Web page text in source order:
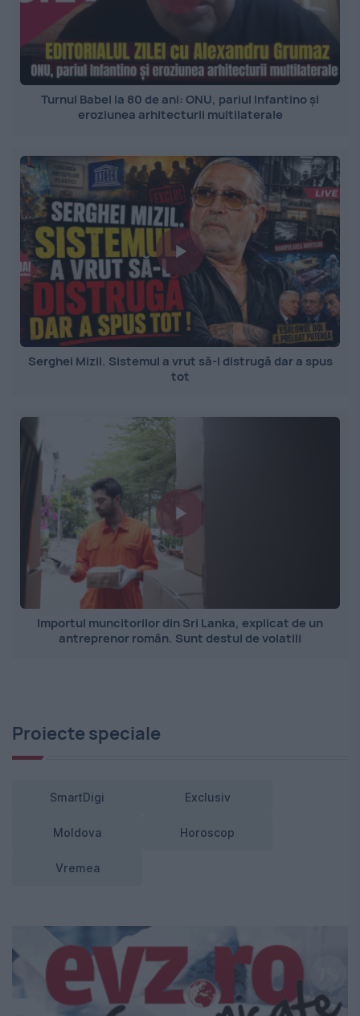
Turnul Babel la 80 de ani: ONU, pariul Infantino și
eroziunea arhitecturii multilaterale
Serghei Mizil. Sistemul a vrut să-l distrugă dar a spus
tot
Importul muncitorilor din Sri Lanka, explicat de un
antreprenor român. Sunt destul de volatili
Proiecte speciale
SmartDigi Exclusiv
Moldova Horoscop
Vremea